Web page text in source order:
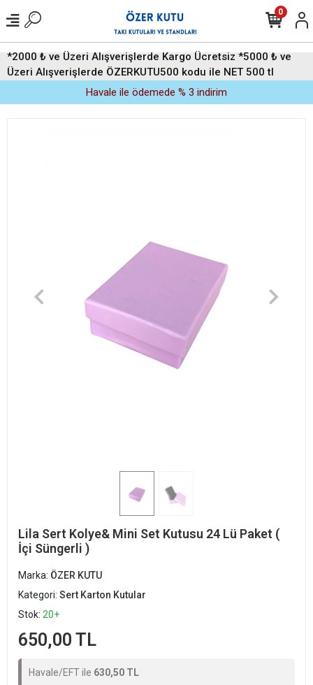
*2000 ₺ ve Üzeri Alışverişlerde Kargo Ücretsiz *5000 ₺ ve
Üzeri Alışverişlerde ÖZERKUTU500 kodu ile NET 500 tl
indirim (Üyelere Özel)Havale ile ödemede % 3 indirim
0
Lila Sert Kolye& Mini Set Kutusu 24 Lü Paket (
İçi Süngerli )
Marka: ÖZER KUTU
Kategori: Sert Karton Kutular
Stok: 20+
650,00 TL
Havale/EFT ile 630,50 TL